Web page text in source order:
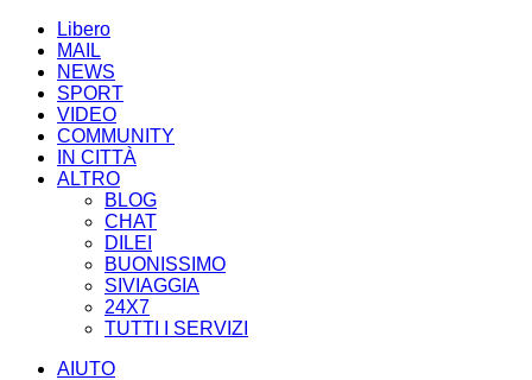
Libero
MAIL
NEWS
SPORT
VIDEO
COMMUNITY
IN CITTÀ
ALTRO
BLOG
CHAT
DILEI
BUONISSIMO
SIVIAGGIA
24X7
TUTTI I SERVIZI
AIUTO